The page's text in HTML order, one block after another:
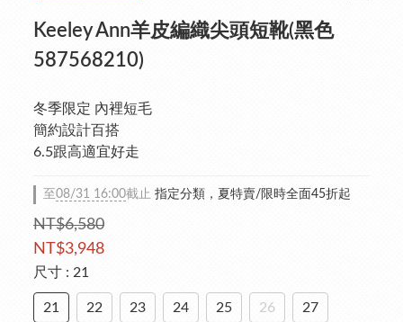
Keeley Ann羊皮編織尖頭短靴(黑色
587568210)
冬季限定 內裡短毛
簡約設計百搭
6.5跟高適宜好走
至08/31 16:00截止 指定分類，夏特賣/限時全面45折起
NT$6,580
NT$3,948
尺寸 : 21
21 22 23 24 25 26 27